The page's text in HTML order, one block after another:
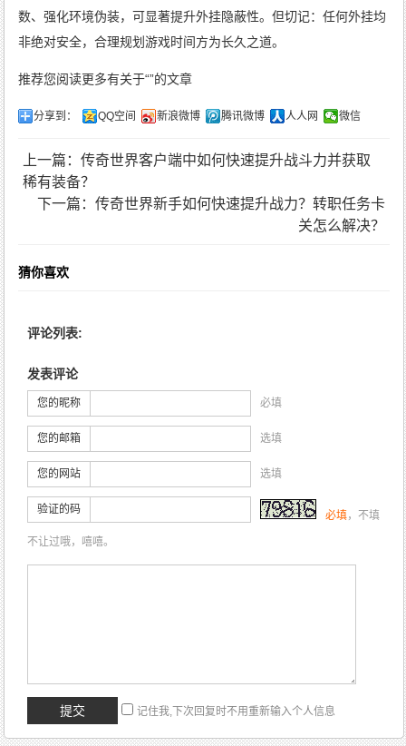
数、强化环境伪装，可显著提升外挂隐蔽性。但切记：任何外挂均
非绝对安全，合理规划游戏时间方为长久之道。
推荐您阅读更多有关于“”的文章
分享到： QQ空间 新浪微博 腾讯微博 人人网 微信
上一篇：传奇世界客户端中如何快速提升战斗力并获取
稀有装备？
下一篇：传奇世界新手如何快速提升战力？转职任务卡
关怎么解决？
猜你喜欢
评论列表:
发表评论
您的昵称 必填
您的邮箱 选填
您的网站 选填
验证的码 必填，不填
不让过哦，嘻嘻。
记住我,下次回复时不用重新输入个人信息